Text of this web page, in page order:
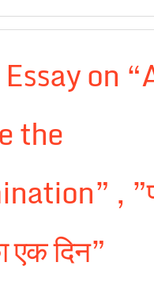
on
the
,
एक दिन”